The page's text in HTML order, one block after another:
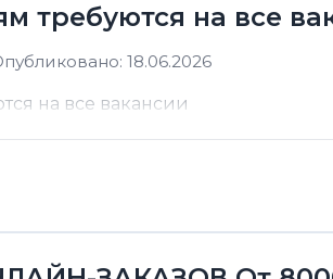
требуются на все
18.06.2026
на все вакансии